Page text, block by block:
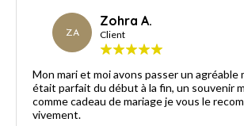
ZA
Zohra A.
Client
Mon mari et moi avons passer un agréable
était parfait du début à la fin, un souvenir
comme cadeau de mariage je vous le
vivement.